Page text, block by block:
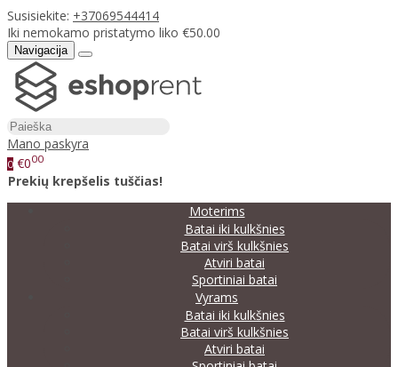
Susisiekite: +37069544414
Iki nemokamo pristatymo liko €50.00
Navigacija
Mano paskyra
0 €000
Prekių krepšelis tuščias!
Moterims
Batai iki kulkšnies
Batai virš kulkšnies
Atviri batai
Sportiniai batai
Vyrams
Batai iki kulkšnies
Batai virš kulkšnies
Atviri batai